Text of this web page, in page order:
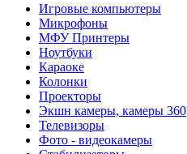
Игровые компьютеры
Микрофоны
МФУ Принтеры
Ноутбуки
Караоке
Колонки
Проекторы
Экшн камеры, камеры 360
Телевизоры
Фото - видеокамеры